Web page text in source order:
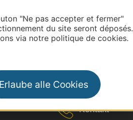
"Ne pas accepter et fermer"
du site seront déposés.
via notre politique de cookies.
Erlaube alle Cookies
Kontakt